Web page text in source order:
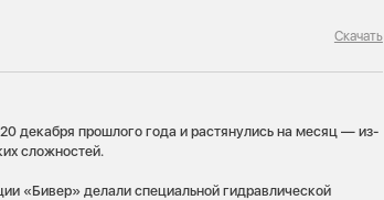
Скачать
декабря прошлого года и растянулись на месяц — из-
сложностей.
«Бивер» делали специальной гидравлической